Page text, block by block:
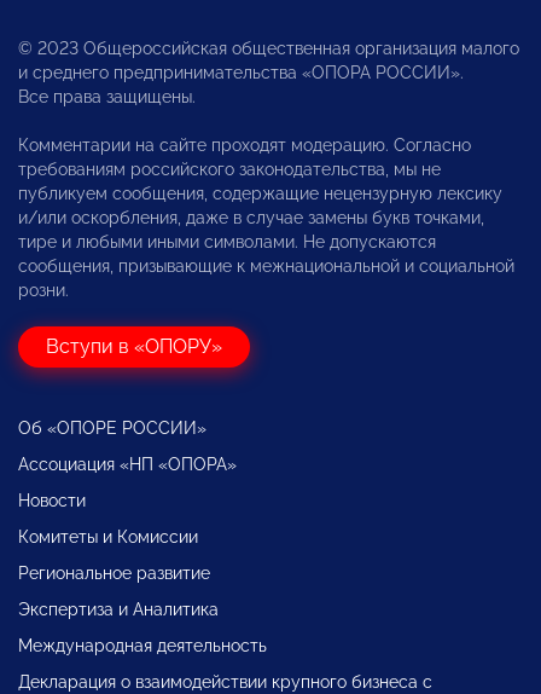
© 2023 Общероссийская общественная организация малого
и среднего предпринимательства «ОПОРА РОССИИ».
Все права защищены.
Комментарии на сайте проходят модерацию. Согласно
требованиям российского законодательства, мы не
публикуем сообщения, содержащие нецензурную лексику
и/или оскорбления, даже в случае замены букв точками,
тире и любыми иными символами. Не допускаются
сообщения, призывающие к межнациональной и социальной
розни.
Вступи в «ОПОРУ»
Об «ОПОРЕ РОССИИ»
Ассоциация «НП «ОПОРА»
Новости
Комитеты и Комиссии
Региональное развитие
Экспертиза и Аналитика
Международная деятельность
Декларация о взаимодействии крупного бизнеса с